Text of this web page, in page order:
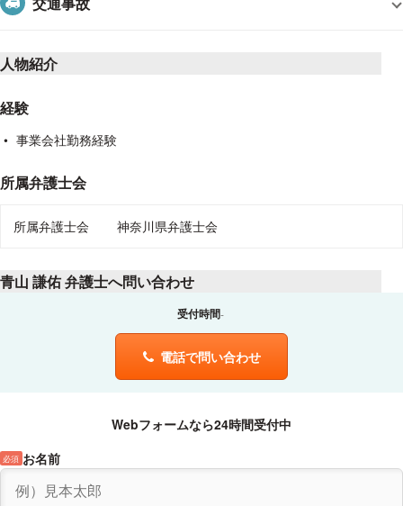
人物紹介
経験
事業会社勤務経験
所属弁護士会
所属弁護士会 神奈川県弁護士会
青山 謙佑 弁護士へ問い合わせ
受付時間
電話で問い合わせ
Webフォームなら24時間受付中
お名前
必須